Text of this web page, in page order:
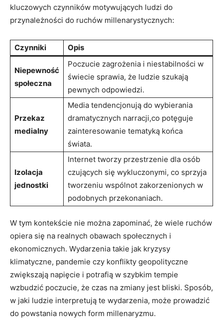
kluczowych‍ czynników motywujących ludzi⁤ do
przynależności do ruchów millenarystycznych:
Czynniki Opis
Niepewność
społeczna
Poczucie zagrożenia i niestabilności w
⁢świecie sprawia, że ludzie‌ szukają⁣
pewnych odpowiedzi.
Przekaz
medialny
Media tendencjonują do wybierania
dramatycznych narracji,co potęguje
zainteresowanie tematyką końca
świata.
Izolacja
jednostki
Internet tworzy przestrzenie dla osób
czujących się wykluczonymi, co sprzyja
tworzeniu wspólnot⁢ zakorzenionych⁤ w
podobnych ⁤przekonaniach.
W tym kontekście nie można zapominać, że wiele ruchów
opiera się ⁤na realnych obawach społecznych i⁤
ekonomicznych. Wydarzenia takie ⁣jak ‍kryzysy
klimatyczne, pandemie czy konflikty geopolityczne
zwiększają⁤ napięcie i‍ potrafią ‍w szybkim tempie
wzbudzić poczucie, ⁤że czas na zmiany jest bliski. Sposób,
w jaki ludzie interpretują te wydarzenia, może prowadzić
‌do powstania⁣ nowych form millenaryzmu.